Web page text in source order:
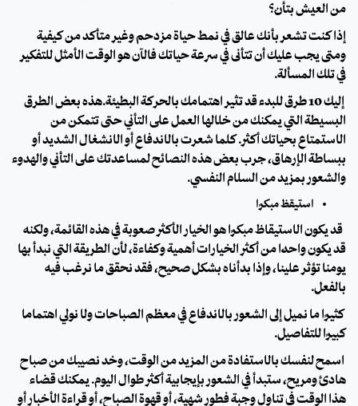
من العيش بتأنِ؟
إذا كنت تشعر بأنك عالق في نمط حياة مزدحم وغير متأكد من كيفية
ومتى يجب عليك أن تتأنى في سرعة حياتك فالآن هو الوقت الأمثل للتفكير
في تلك المسألة.
إليك 10 طرق للبدء قد تثير اهتمامك بالحركة البطيئة.هذه بعض الطرق
البسيطة التي يمكنك من خلالها العمل على التأني حتى تتمكن من
الاستمتاع بحياتك أكثر. كلما شعرت بالاندفاع أو الانشغال الشديد أو
ببساطة الإرهاق، جرب بعض هذه النصائح لمساعدتك على التأني والهدوء
والشعور بمزيد من السلام النفسي.
استيقظ مبكرًا
قد يكون الاستيقاظ مبكرًا هو الخيار الأكثر صعوبة في هذه القائمة، ولكنه
قد يكون واحدًا من أكثر الخيارات أهمية وكفاءة، لأن الطريقة التي نبدأ بها
يومنا تؤثر علينا، وإذا بدأناه بشكل صحيح، فقد نحقق ما نرغب فيه
بالفعل.
كثيرًا ما نميل إلى الشعور بالاندفاع في معظم الصباحات ولا نولي اهتمامًا
كبيرًا للتفاصيل.
اسمح لنفسك بالاستفادة من المزيد من الوقت، وخد نصيبك من صباح
هادئ ومريح، ستبدأ في الشعور بإيجابية أكثر طوال اليوم. يمكنك قضاء
هذا الوقت في تناول وجبة فطور شهيّة، أو قهوة الصباح، أو قراءة الأخبار أو